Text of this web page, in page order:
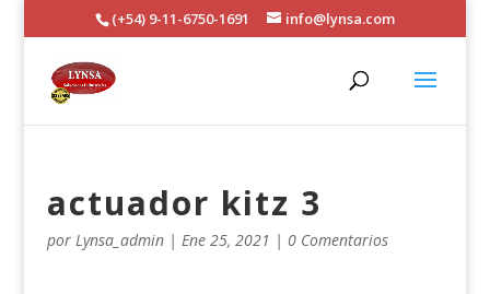
(+54) 9-11-6750-1691 info@lynsa.com
actuador kitz 3
por Lynsa_admin| Ene 25, 2021 | 0 Comentarios